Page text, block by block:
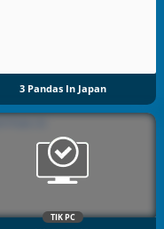
3 Pandas In Japan
TIK PC